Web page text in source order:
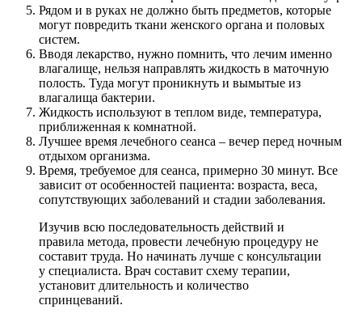
Рядом и в руках не должно быть предметов, которые
могут повредить ткани женского органа и половых
систем.
Вводя лекарство, нужно помнить, что лечим именно
влагалище, нельзя направлять жидкость в маточную
полость. Туда могут проникнуть и вымытые из
влагалища бактерии.
Жидкость используют в теплом виде, температура,
приближенная к комнатной.
Лучшее время лечебного сеанса – вечер перед ночным
отдыхом организма.
Время, требуемое для сеанса, примерно 30 минут. Все
зависит от особенностей пациента: возраста, веса,
сопутствующих заболеваний и стадии заболевания.
Изучив всю последовательность действий и
правила метода, провести лечебную процедуру не
составит труда. Но начинать лучше с консультации
у специалиста. Врач составит схему терапии,
установит длительность и количество
спринцеваний.